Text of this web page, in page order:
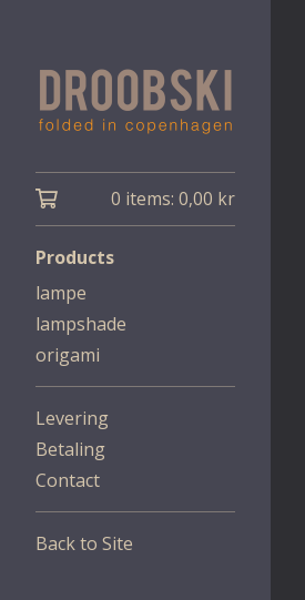
0 items: 0,00 kr
Products
lampe
lampshade
origami
Levering
Betaling
Contact
Back to Site